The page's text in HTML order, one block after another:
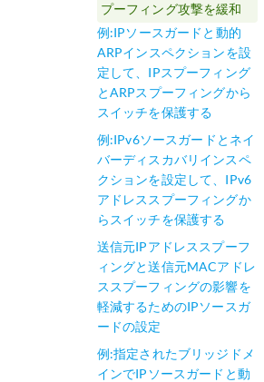
プーフィング攻撃を緩和
例:IPソースガードと動的
ARPインスペクションを設
定して、IPスプーフィング
とARPスプーフィングから
スイッチを保護する
例:IPv6ソースガードとネイ
バーディスカバリインスペ
クションを設定して、IPv6
アドレススプーフィングか
らスイッチを保護する
送信元IPアドレススプーフ
ィングと送信元MACアドレ
ススプーフィングの影響を
軽減するためのIPソースガ
ードの設定
例:指定されたブリッジドメ
インでIPソースガードと動